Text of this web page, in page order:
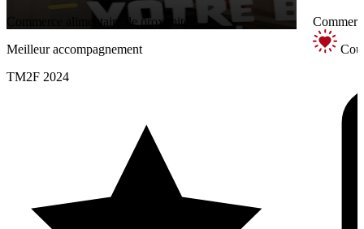
Commerce alimentaire de proximité
Meilleur accompagnement
TM2F 2024